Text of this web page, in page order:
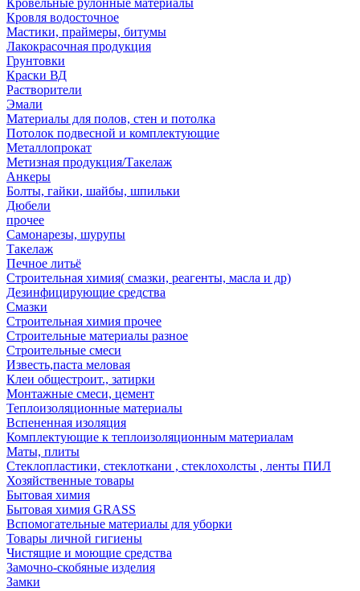
Кровельные рулонные материалы
Кровля водосточное
Мастики, праймеры, битумы
Лакокрасочная продукция
Грунтовки
Краски ВД
Растворители
Эмали
Материалы для полов, стен и потолка
Потолок подвесной и комплектующие
Металлопрокат
Метизная продукция/Такелаж
Анкеры
Болты, гайки, шайбы, шпильки
Дюбели
прочее
Самонарезы, шурупы
Такелаж
Печное литьё
Строительная химия( смазки, реагенты, масла и др)
Дезинфицирующие средства
Смазки
Строительная химия прочее
Строительные материалы разное
Строительные смеси
Известь,паста меловая
Клеи общестроит., затирки
Монтажные смеси, цемент
Теплоизоляционные материалы
Вспененная изоляция
Комплектующие к теплоизоляционным материалам
Маты, плиты
Стеклопластики, стеклоткани , стеклохолсты , ленты ПИЛ
Хозяйственные товары
Бытовая химия
Бытовая химия GRASS
Вспомогательные материалы для уборки
Товары личной гигиены
Чистящие и моющие средства
Замочно-скобяные изделия
Замки